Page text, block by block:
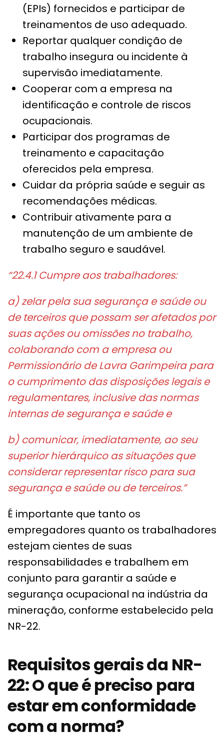
(EPIs) fornecidos e participar de
treinamentos de uso adequado.
Reportar qualquer condição de
trabalho insegura ou incidente à
supervisão imediatamente.
Cooperar com a empresa na
identificação e controle de riscos
ocupacionais.
Participar dos programas de
treinamento e capacitação
oferecidos pela empresa.
Cuidar da própria saúde e seguir as
recomendações médicas.
Contribuir ativamente para a
manutenção de um ambiente de
trabalho seguro e saudável.
“22.4.1 Cumpre aos trabalhadores:
a) zelar pela sua segurança e saúde ou
de terceiros que possam ser afetados por
suas ações ou omissões no trabalho,
colaborando com a empresa ou
Permissionário de Lavra Garimpeira para
o cumprimento das disposições legais e
regulamentares, inclusive das normas
internas de segurança e saúde e
b) comunicar, imediatamente, ao seu
superior hierárquico as situações que
considerar representar risco para sua
segurança e saúde ou de terceiros.”
É importante que tanto os
empregadores quanto os trabalhadores
estejam cientes de suas
responsabilidades e trabalhem em
conjunto para garantir a saúde e
segurança ocupacional na indústria da
mineração, conforme estabelecido pela
NR-22.
Requisitos gerais da NR-
22: O que é preciso para
estar em conformidade
com a norma?